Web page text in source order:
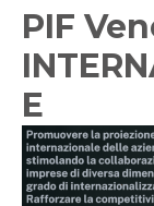
PIF
E